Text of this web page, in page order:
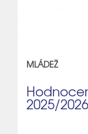
MLÁDEŽ
2025/